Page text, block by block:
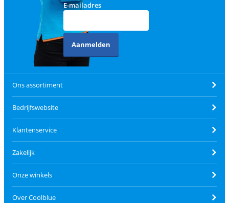
E-mailadres
Aanmelden
Ons assortiment
Bedrijfswebsite
Klantenservice
Zakelijk
Onze winkels
Over Coolblue